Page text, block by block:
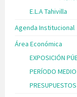
E.L.A Tahivilla
Agenda Institucional
Área Económica
EXPOSICIÓN
PERÍODO